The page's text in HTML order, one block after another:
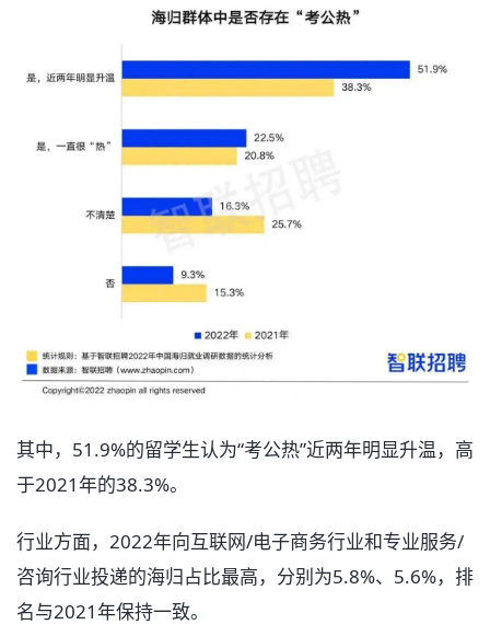
其中，51.9%的留学生认为“考公热”近两年明显升温，高
于2021年的38.3%。
行业方面，2022年向互联网/电子商务行业和专业服务/
咨询行业投递的海归占比最高，分别为5.8%、5.6%，排
名与2021年保持一致。